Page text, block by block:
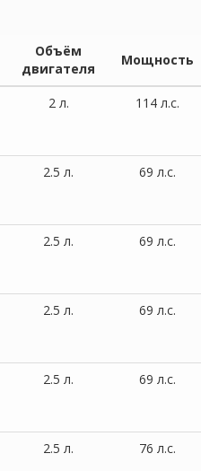
Объём
двигателя
Мощность
2 л. 114 л.с.
2.5 л. 69 л.с.
2.5 л. 69 л.с.
2.5 л. 69 л.с.
2.5 л. 69 л.с.
2.5 л. 76 л.с.